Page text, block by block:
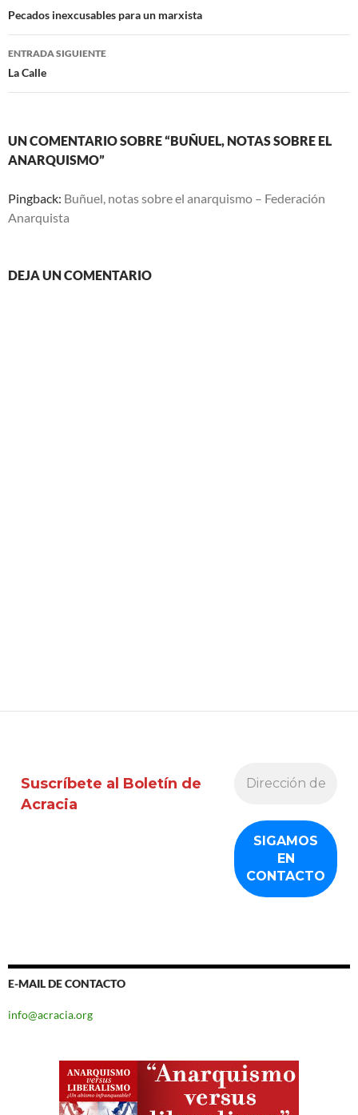
de
entradas
Pecados inexcusables para un marxista
ENTRADA SIGUIENTE
La Calle
UN COMENTARIO SOBRE “BUÑUEL, NOTAS SOBRE EL
ANARQUISMO”
Pingback: Buñuel, notas sobre el anarquismo – Federación
Anarquista
DEJA UN COMENTARIO
Suscríbete al Boletín de
Acracia
E-MAIL DE CONTACTO
info@acracia.org